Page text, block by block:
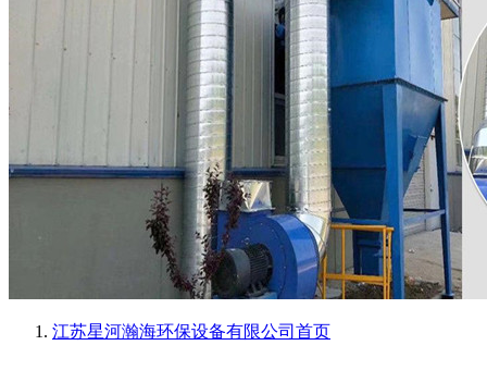
江苏星河瀚海环保设备有限公司 首页